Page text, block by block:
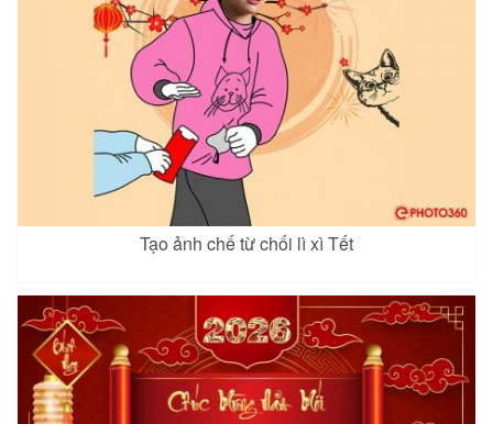
Tạo ảnh chế từ chối lì xì Tết